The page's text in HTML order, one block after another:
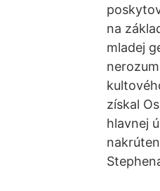
na
mladej
získal
hlavnej